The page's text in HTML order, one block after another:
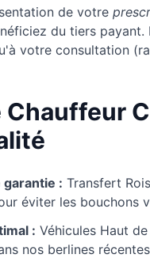
de votre
du tiers
votre consultation
Chauffeur
garantie : Transfert
éviter les bouchons
: Véhicules Haut
nos berlines